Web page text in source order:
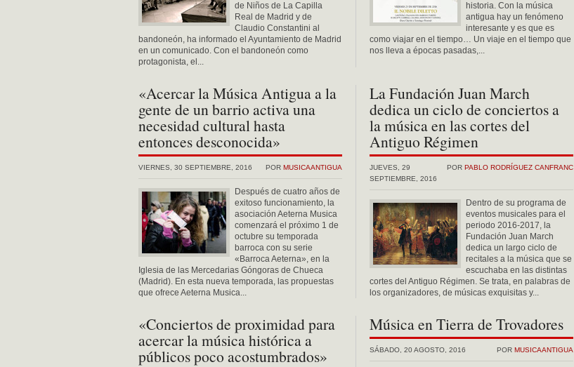
de Niños de La Capilla
Real de Madrid y de
Claudio Constantini al
bandoneón, ha informado el Ayuntamiento de Madrid
en un comunicado. Con el bandoneón como
protagonista, el...
historia. Con la música
antigua hay un fenómeno
interesante y es que es
como viajar en el tiempo… Un viaje en el tiempo que
nos lleva a épocas pasadas,...
«Acercar la Música Antigua a la
gente de un barrio activa una
necesidad cultural hasta
entonces desconocida»
POR MUSICAANTIGUA
VIERNES, 30 SEPTIEMBRE, 2016
Después de cuatro años de
exitoso funcionamiento, la
asociación Aeterna Musica
comenzará el próximo 1 de
octubre su temporada
barroca con su serie
«Barroca Aeterna», en la
Iglesia de las Mercedarias Góngoras de Chueca
(Madrid). En esta nueva temporada, las propuestas
que ofrece Aeterna Musica...
La Fundación Juan March
dedica un ciclo de conciertos a
la música en las cortes del
Antiguo Régimen
POR PABLO RODRÍGUEZ CANFRANC
JUEVES, 29
SEPTIEMBRE, 2016
Dentro de su programa de
eventos musicales para el
periodo 2016-2017, la
Fundación Juan March
dedica un largo ciclo de
recitales a la música que se
escuchaba en las distintas
cortes del Antiguo Régimen. Se trata, en palabras de
los organizadores, de músicas exquisitas y...
«Conciertos de proximidad para
acercar la música histórica a
públicos poco acostumbrados»
Música en Tierra de Trovadores
POR MUSICAANTIGUA
SÁBADO, 20 AGOSTO, 2016